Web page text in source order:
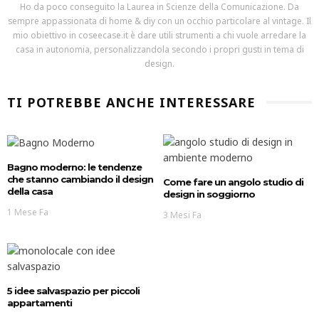
Ho da poco conseguito la Laurea in Scienze della Comunicazione. Da
sempre appassionata di home & diy con un occhio particolare al vintage. Il
mio obiettivo in coseecase.it è dare utili strumenti a chi vuole arredare la
casa in autonomia, personalizzandola secondo i propri gusti in tema di
design.
TI POTREBBE ANCHE INTERESSARE
Bagno moderno: le tendenze
che stanno cambiando il design
della casa
1 Mese Fa
Come fare un angolo studio di
design in soggiorno
3 Mesi Fa
5 idee salvaspazio per piccoli
appartamenti